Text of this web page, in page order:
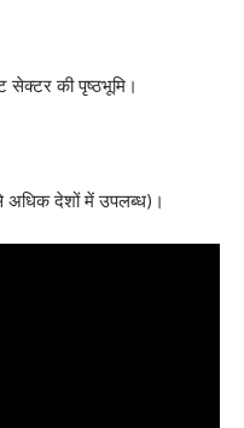
सेक्टर की पृष्ठभूमि।
अधिक देशों में उपलब्ध)।